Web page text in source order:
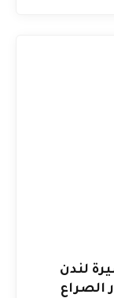
لندن
الصراع